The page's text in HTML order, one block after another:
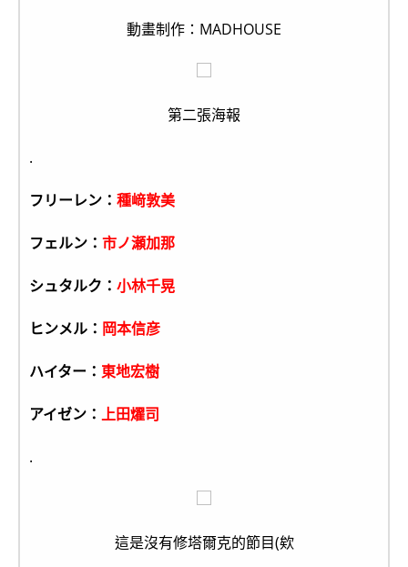
動畫制作：MADHOUSE
第二張海報
.
フリーレン： 種﨑敦美
フェルン： 市ノ瀬加那
シュタルク： 小林千晃
ヒンメル： 岡本信彦
ハイター： 東地宏樹
アイゼン： 上田燿司
.
這是沒有修塔爾克的節目(欸